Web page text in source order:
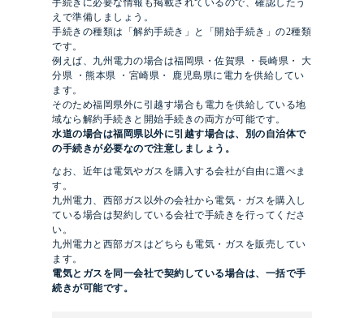
手続きに必要な情報も掲載されているので、確認したう
えで準備しましょう。
手続きの種類は「解約手続き」と「開始手続き」の2種類
です。
例えば、九州電力の場合は福岡県・佐賀県 ・長崎県・ 大
分県 ・熊本県 ・宮崎県・ 鹿児島県に電力を供給してい
ます。
そのため福岡県外に引越す場合も電力を供給している地
域なら解約手続きと開始手続きの両方が可能です。
水道の場合は福岡県以外に引越す場合は、別の自治体で
の手続きが必要なので注意しましょう。
なお、近年は電気やガスを購入する会社が自由に選べま
す。
九州電力、西部ガス以外の会社から電気・ガスを購入し
ている場合は契約している会社で手続きを行ってくださ
い。
九州電力と西部ガスはどちらも電気・ガスを販売してい
ます。
電気とガスを同一会社で契約している場合は、一括で手
続きが可能です。